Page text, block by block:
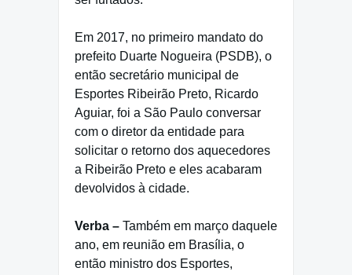
Em 2017, no primeiro mandato do
prefeito Duarte Nogueira (PSDB), o
então secretário municipal de
Esportes Ribeirão Preto, Ricardo
Aguiar, foi a São Paulo conversar
com o diretor da entidade para
solicitar o retorno dos aquecedores
a Ribeirão Preto e eles acabaram
devolvidos à cidade.
Verba – Também em março daquele
ano, em reunião em Brasília, o
então ministro dos Esportes,